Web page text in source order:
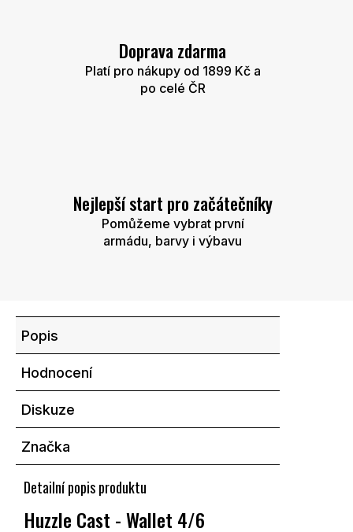
Doprava zdarma
Platí pro nákupy od 1899 Kč a
po celé ČR
Nejlepší start pro začátečníky
Pomůžeme vybrat první
armádu, barvy i výbavu
Popis
Hodnocení
Diskuze
Značka
Detailní popis produktu
Huzzle Cast - Wallet 4/6